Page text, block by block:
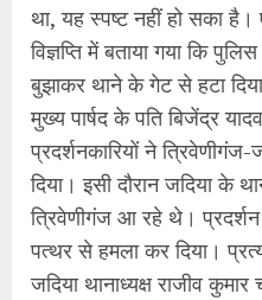
था, यह स्पष्ट नहीं हो सका है।
विज्ञप्ति में बताया गया कि
बुझाकर थाने के गेट से हटा
मुख्य पार्षद के पति बिजेंद्र
प्रदर्शनकारियों ने
दिया। इसी दौरान जदिया के
त्रिवेणीगंज आ रहे थे।
पत्थर से हमला कर दिया।
जदिया थानाध्यक्ष राजीव